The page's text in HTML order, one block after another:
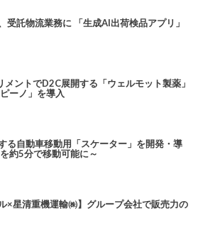
受託物流業務に 「生成AI出荷検品アプリ」
メントでD2C展開する「ウェルモット製薬」
ーノ」を導入
る自動車移動用「スケーター」を開発・導
約5分で移動可能に～
×星清重機運輸㈱】グループ会社で販売力の